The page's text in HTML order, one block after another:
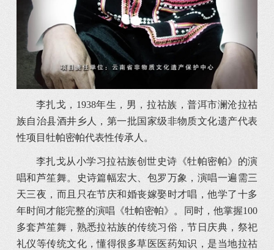
李扎戈，1938年生，男，拉祜族，普洱市澜沧拉祜
族自治县酒井乡人，第一批国家级非物质文化遗产代表
性项目牡帕密帕代表性传承人。
李扎戈从小学习拉祜族创世史诗《牡帕密帕》的演
唱和芦笙舞。史诗篇幅宏大、包罗万象，演唱一遍需三
天三夜，而且只在节庆和婚丧嫁娶时才唱，他学了十多
年时间才能完整的演唱《牡帕密帕》。同时，他掌握100
多套芦笙舞，熟悉拉祜族的传统习俗，节日庆典，祭祀
礼仪等传统文化，懂得很多草医医药知识，是当地拉祜